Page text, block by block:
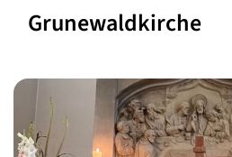
Grunewaldkirche